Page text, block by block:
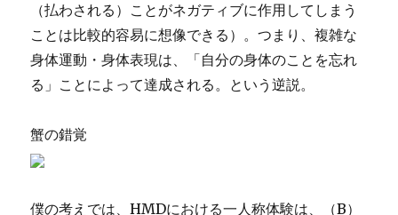
（払わされる）ことがネガティブに作用してしまう
ことは比較的容易に想像できる）。つまり、複雑な
身体運動・身体表現は、「自分の身体のことを忘れ
る」ことによって達成される。という逆説。
蟹の錯覚
僕の考えでは、HMDにおける一人称体験は、（B）